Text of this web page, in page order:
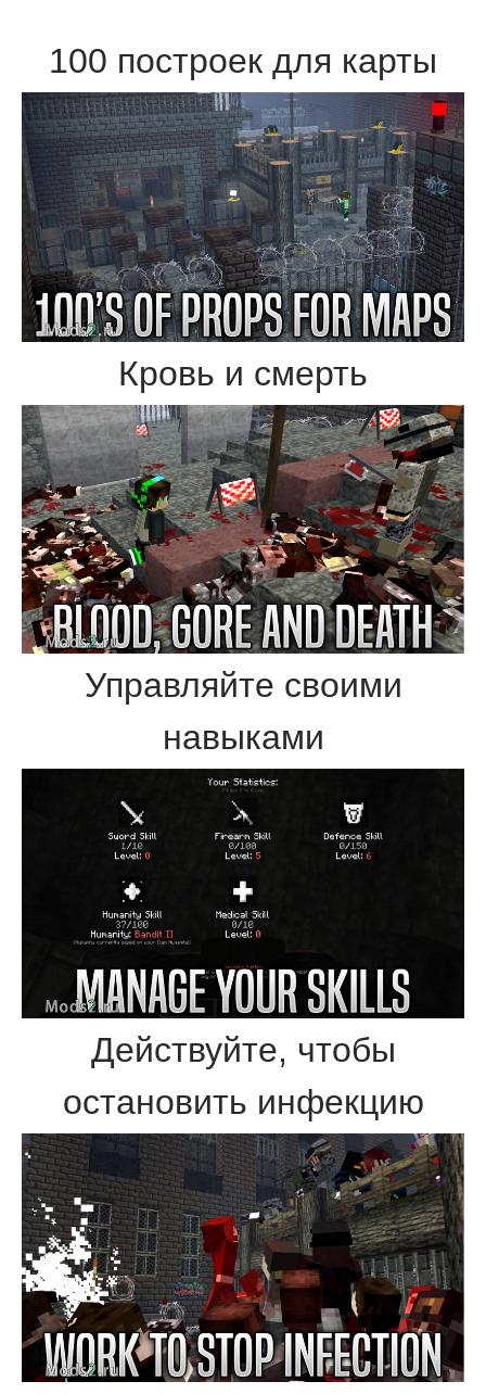
100 построек для карты
Кровь и смерть
Управляйте своими
навыками
Действуйте, чтобы
остановить инфекцию